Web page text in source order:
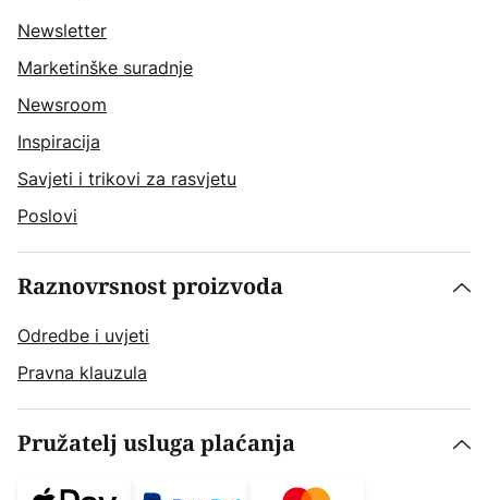
Newsletter
Marketinške suradnje
Newsroom
Inspiracija
Savjeti i trikovi za rasvjetu
Poslovi
Raznovrsnost proizvoda
Odredbe i uvjeti
Pravna klauzula
Pružatelj usluga plaćanja